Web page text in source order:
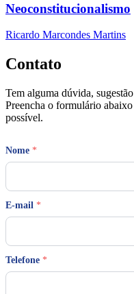
Neoconstitucionalismo
Ricardo Marcondes Martins
Contato
Tem alguma dúvida,
Preencha o formulário
possível.
Nome *
N
*
T
e
E-mail *
Telefone *